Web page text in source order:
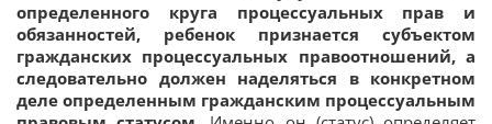
определенного круга процессуальных прав и
обязанностей, ребенок признается субъектом
гражданских процессуальных правоотношений, а
следовательно должен наделяться в конкретном
деле определенным гражданским процессуальным